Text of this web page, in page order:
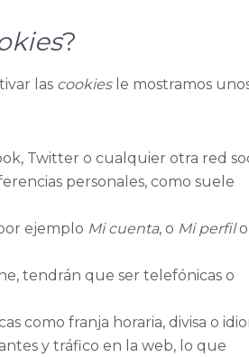
?
las cookiesle mostramos
Twitter o cualquier otra red
personales, como suele
ejemplo Mi cuenta, o Mi perfilo
tendrán que ser telefónicas o
como franja horaria, divisa o
y tráfico en la web, lo que